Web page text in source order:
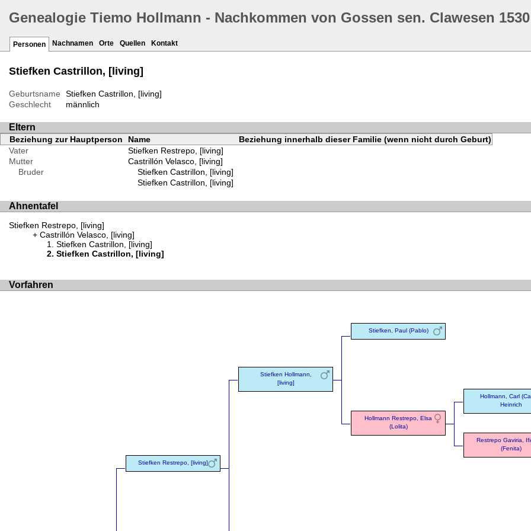
Genealogie Tiemo Hollmann - Nachkommen von Gossen sen. Clawesen 1530
Personen Nachnamen Orte Quellen Kontakt
Stiefken Castrillon, [living]
Geburtsname
Stiefken Castrillon, [living]
Geschlecht
männlich
Eltern
Beziehung zur Hauptperson Name
Beziehung innerhalb dieser Familie (wenn nicht durch Geburt)
Vater
Stiefken Restrepo, [living]
Mutter
Castrillón Velasco, [living]
Bruder
Stiefken Castrillon, [living]
Stiefken Castrillon, [living]
Ahnentafel
Stiefken Restrepo, [living]
Castrillón Velasco, [living]
Stiefken Castrillon, [living]
Stiefken Castrillon, [living]
Vorfahren
Stiefken Restrepo, [living]
Stiefken Hollmann,
[living]
Stiefken, Paul (Pablo)
Hollmann Restrepo, Elsa
(Lolita)
Hollmann, Carl
Heinrich
Restrepo Gaviria,
(Fenita)